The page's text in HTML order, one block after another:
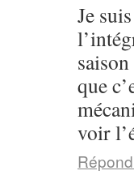
Je
que
voir